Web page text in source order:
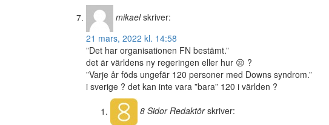
mikael skriver:
21 mars, 2022 kl. 14:58
”Det har organisationen FN bestämt.”
det är världens ny regeringen eller hur 😒 ?
”Varje år föds ungefär 120 personer med Downs syndrom.”
i sverige ? det kan inte vara ”bara” 120 i världen ?
8 SidorRedaktör skriver: